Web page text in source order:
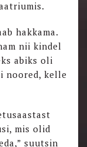
hakkama.
nii kindel
abiks oli
noored, kelle
mis olid
suutsin